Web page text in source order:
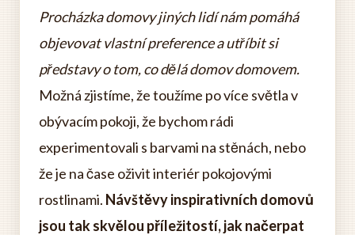
Procházka domovy jiných lidí nám pomáhá
objevovat vlastní preference a utříbit si
představy o tom, co dělá domov domovem.
Možná zjistíme, že toužíme po více světla v
obývacím pokoji, že bychom rádi
experimentovali s barvami na stěnách, nebo
že je na čase oživit interiér pokojovými
rostlinami. Návštěvy inspirativních domovů
jsou tak skvělou příležitostí, jak načerpat